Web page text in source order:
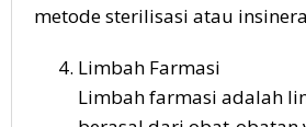
metode sterilisasi atau
Limbah Farmasi
Limbah farmasi adalah